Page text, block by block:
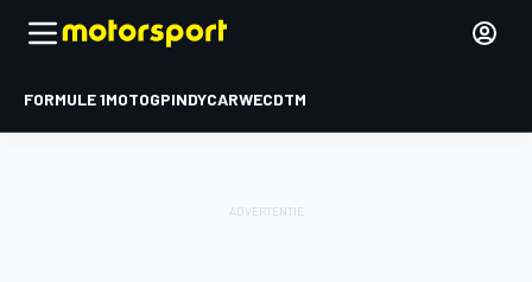
FORMULE 1MOTOGPINDYCARWECDTM